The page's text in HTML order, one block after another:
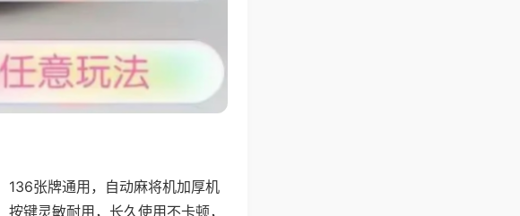
136张牌通用，自动麻将机加厚机
键灵敏耐用，长久使用不卡顿，